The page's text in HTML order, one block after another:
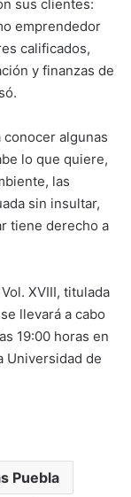
sus clientes:
emprendedor
calificados,
y finanzas de
conocer algunas
lo que quiere,
las
sin insultar,
tiene derecho a
XVIII, titulada
llevará a cabo
19:00 horas en
Universidad de
Puebla